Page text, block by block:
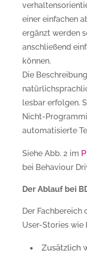
einer einfachen
ergänzt werden
anschließend
können.
Die
lesbar erfolgen.
Nicht-
automatisierte
Siehe Abb. 2 im
bei Behaviour
Der Ablauf bei
Der
User-Stories wie
Zusätzlich